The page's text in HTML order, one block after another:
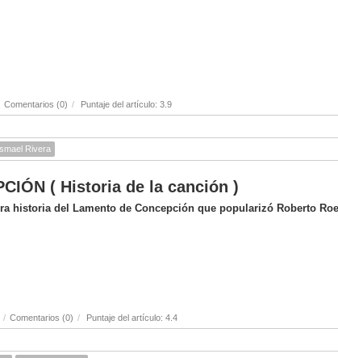
Comentarios (0) / Puntaje del artículo: 3.9
Rivera
( Historia de la canción )
historia del Lamento de Concepción que popularizó Roberto
/ Comentarios (0) / Puntaje del artículo: 4.4